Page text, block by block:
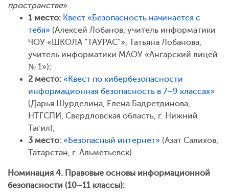
пространстве».
1 место: Квест «Безопасность начинается с
тебя» (Алексей Лобанов, учитель информатики
ЧОУ «ШКОЛА “ТАУРАС”», Татьяна Лобанова,
учитель информатики МАОУ «Ангарский лицей
№ 1»);
2 место: «Квест по кибербезопасности
информационная безопасность в 7–9 классах»
(Дарья Шурделина, Елена Бадретдинова,
НТГСПИ, Свердловская область, г. Нижний
Тагил);
3 место: «Безопасный интернет» (Азат Салихов,
Татарстан, г. Альметьевск).
Номинация 4. Правовые основы информационной
безопасности (10–11 классы):